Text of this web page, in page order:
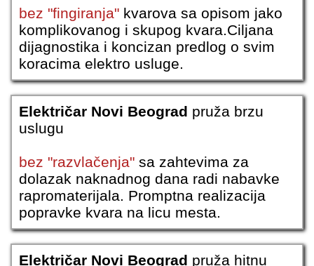
bez "fingiranja" kvarova sa opisom jako
komplikovanog i skupog kvara.Ciljana
dijagnostika i koncizan predlog o svim
koracima elektro usluge.
Električar Novi Beograd pruža brzu
uslugu
bez "razvlačenja" sa zahtevima za
dolazak naknadnog dana radi nabavke
rapromaterijala. Promptna realizacija
popravke kvara na licu mesta.
Električar Novi Beograd pruža hitnu